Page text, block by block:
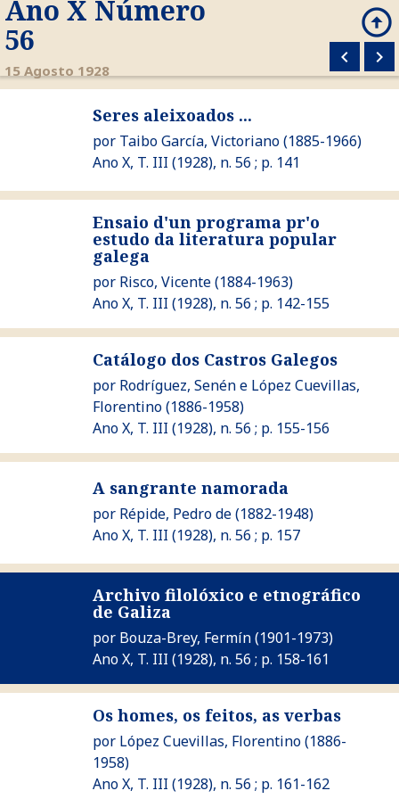
search arrow_circle_up
Ano X Número
56
15 Agosto 1928
keyboard_arrow_left keyboard_arrow_right
Ver Seres aleixoados ...Seres aleixoados ...
por Taibo García, Victoriano(1885-1966)
Ano X, T. III (1928), n. 56 ; p. 141
Ver Ensaio d'un programa pr'o estudo da literatura popular
Ensaio d'un programa pr'o
estudo da literatura popular
galega
por Risco, Vicente(1884-1963)
Ano X, T. III (1928), n. 56 ; p. 142-155
Ver Catálogo dos Castros Galegos
Catálogo dos Castros Galegos
por Rodríguez, Senéne López Cuevillas,
Florentino(1886-1958)
Ano X, T. III (1928), n. 56 ; p. 155-156
Ver A sangrante namorada
A sangrante namorada
por Répide, Pedro de(1882-1948)
Ano X, T. III (1928), n. 56 ; p. 157
Ver Archivo filolóxico e etnográfico de Galiza
Archivo filolóxico e etnográfico
de Galiza
por Bouza-Brey, Fermín(1901-1973)
Ano X, T. III (1928), n. 56 ; p. 158-161
Ver Os homes, os feitos, as verbas
Os homes, os feitos, as verbas
por López Cuevillas, Florentino(1886-
1958)
Ano X, T. III (1928), n. 56 ; p. 161-162